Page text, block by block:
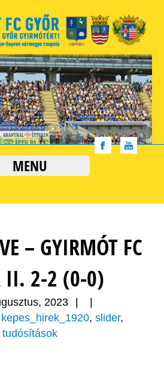
MENU
– GYIRMÓT FC
II. 2-2 (0-0)
2023
kepes_hirek_1920, slider,
tudósítások